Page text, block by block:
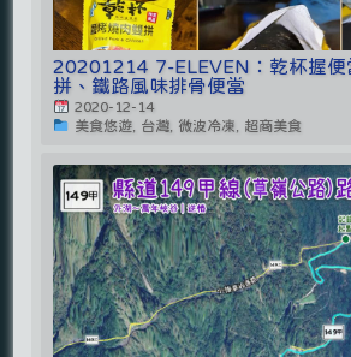
20201214 7-ELEVEN：乾杯握便
拼、鐵路風味排骨便當
2020-12-14
美食悠遊, 台灣, 微波冷凍, 超商美食